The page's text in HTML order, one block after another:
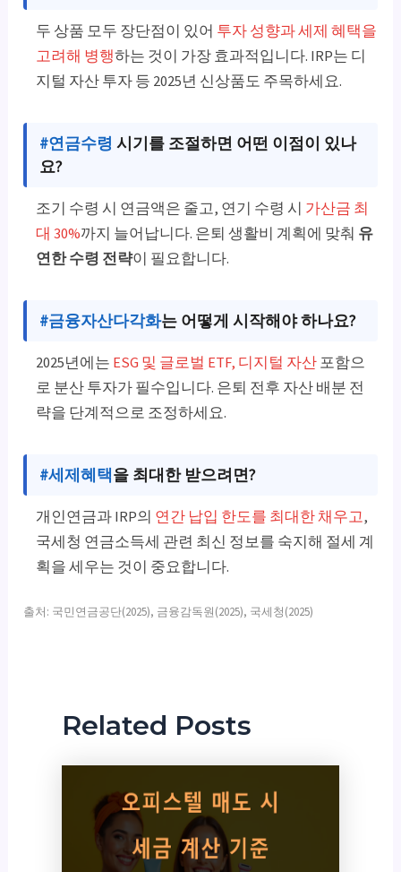
두 상품 모두 장단점이 있어 투자 성향과 세제 혜택을
고려해 병행하는 것이 가장 효과적입니다. IRP는 디
지털 자산 투자 등 2025년 신상품도 주목하세요.
#연금수령 시기를 조절하면 어떤 이점이 있나
요?
조기 수령 시 연금액은 줄고, 연기 수령 시 가산금 최
대 30%까지 늘어납니다. 은퇴 생활비 계획에 맞춰 유
연한 수령 전략이 필요합니다.
#금융자산다각화는 어떻게 시작해야 하나요?
2025년에는 ESG 및 글로벌 ETF, 디지털 자산포함으
로 분산 투자가 필수입니다. 은퇴 전후 자산 배분 전
략을 단계적으로 조정하세요.
#세제혜택을 최대한 받으려면?
개인연금과 IRP의 연간 납입 한도를 최대한 채우고,
국세청 연금소득세 관련 최신 정보를 숙지해 절세 계
획을 세우는 것이 중요합니다.
출처: 국민연금공단(2025), 금융감독원(2025), 국세청(2025)
Related Posts